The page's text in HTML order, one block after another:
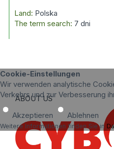
Land: Polska
The term search: 7 dni
Cookie-Einstellungen
Wir verwenden analytische
Verkehrs und zur Verbesserung
Akzeptieren Ablehnen
Weitere Informationen finden Sie in
ABOUT US